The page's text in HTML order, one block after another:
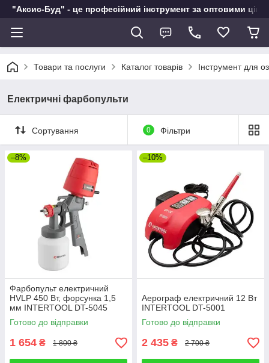
"Аксис-Буд" - це професійний інструмент за оптовими
Товари та послуги Каталог товарів Інструмент для
Електричні фарбопульти
Сортування 0 Фільтри
–8%
Фарбопульт електричний
HVLP 450 Вт, форсунка 1,5
мм INTERTOOL DT-5045
Готово до відправки
1 654 ₴ 1 800 ₴
–10%
Аерограф електричний 12 Вт
INTERTOOL DT-5001
Готово до відправки
2 435 ₴ 2 700 ₴